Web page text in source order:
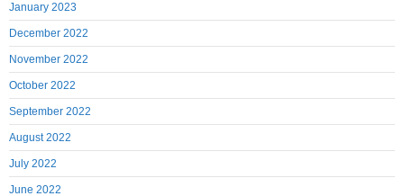
January 2023
December 2022
November 2022
October 2022
September 2022
August 2022
July 2022
June 2022